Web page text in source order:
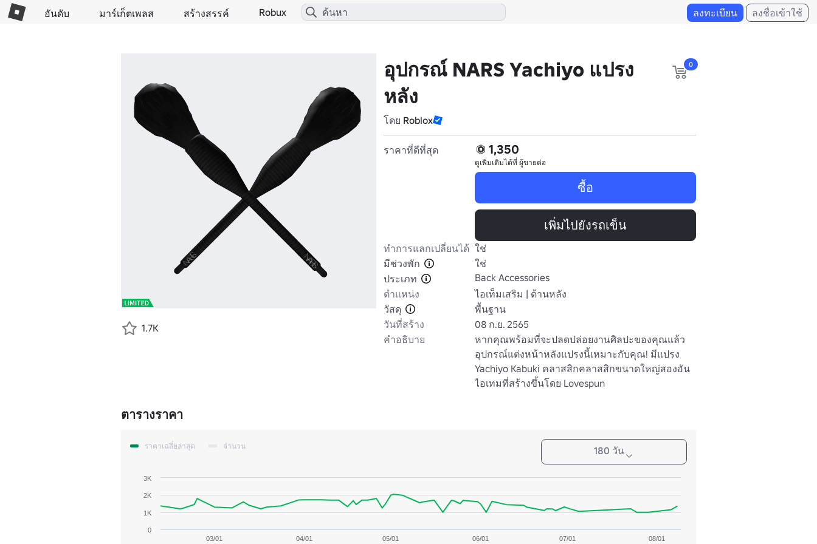
อันดับ มาร์เก็ตเพลส สร้างสรรค์ Robux ลงทะเบียน ลงชื่อเข้าใช้
อุปกรณ์ NARS Yachiyo แปรง
หลัง
โดย Roblox
0
ราคาที่ดีที่สุด 1,350
ดูเพิ่มเติมได้ที่ ผู้ขายต่อ
ซื้อ
เพิ่มไปยังรถเข็น
ทำการแลกเปลี่ยนได้ ใช่
มีช่วงพัก
ใช่
ประเภท
Back Accessories
ตำแหน่ง
ไอเท็มเสริม | ด้านหลัง
วัสดุ
พื้นฐาน
วันที่สร้าง
08 ก.ย. 2565
คำอธิบาย
หากคุณพร้อมที่จะปลดปล่อยงานศิลปะของคุณแล้ว
อุปกรณ์แต่งหน้าหลังแปรงนี้เหมาะกับคุณ! มีแปรง
Yachiyo Kabuki คลาสสิกคลาสสิกขนาดใหญ่สองอัน
ไอเทมที่สร้างขึ้นโดย Lovespun
1.7K
ตารางราคา
180 วัน
ราคาเฉลี่ยล่าสุด จำนวน
03/01 04/01 05/01 06/01 07/01 08/01
0
1K
2K
3K